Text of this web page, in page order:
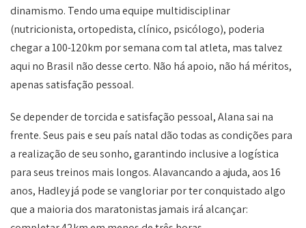
dinamismo. Tendo uma equipe multidisciplinar
(nutricionista, ortopedista, clínico, psicólogo), poderia
chegar a 100-120km por semana com tal atleta, mas talvez
aqui no Brasil não desse certo. Não há apoio, não há méritos,
apenas satisfação pessoal.
Se depender de torcida e satisfação pessoal, Alana sai na
frente. Seus pais e seu país natal dão todas as condições para
a realização de seu sonho, garantindo inclusive a logística
para seus treinos mais longos. Alavancando a ajuda, aos 16
anos, Hadley já pode se vangloriar por ter conquistado algo
que a maioria dos maratonistas jamais irá alcançar: